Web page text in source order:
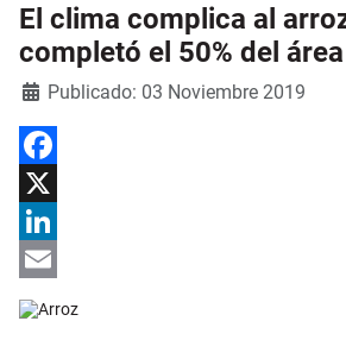
El clima complica al
completó el 50% del
Detalles
Publicado: 03 Noviembre 2019
Facebook
X
LinkedIn
Email